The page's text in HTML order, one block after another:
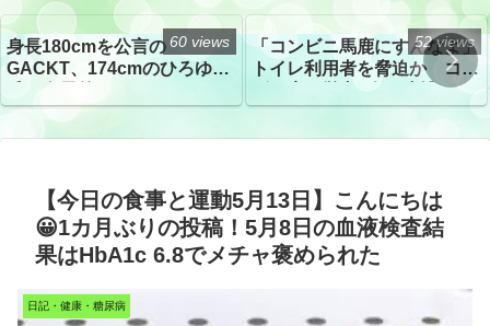
身長180cmを公言の
GACKT、174cmのひろゆき
トざわつき イベントでの写
真が話題
60 views
「コンビニ馬鹿にすんなよ」
トイレ利用者を脅迫か コン
52 views
【今日の食事と運動5月13日】こんにちは
😀1カ月ぶりの投稿！5月8日の血液検査結
果はHbA1c 6.8でメチャ褒められた
日記・健康・糖尿病